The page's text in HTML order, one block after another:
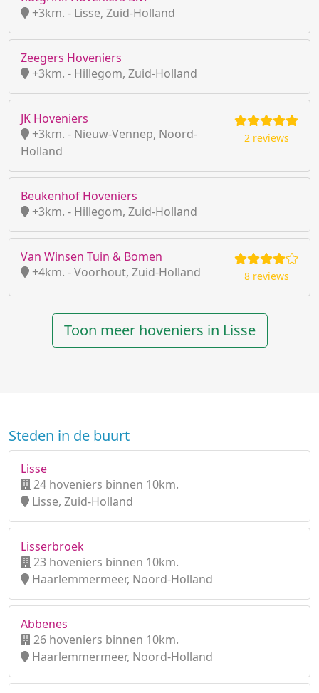
+3km. - Lisse, Zuid-Holland
Zeegers Hoveniers
+3km. - Hillegom, Zuid-Holland
JK Hoveniers
+3km. - Nieuw-Vennep, Noord-
Holland
2 reviews
Beukenhof Hoveniers
+3km. - Hillegom, Zuid-Holland
Van Winsen Tuin & Bomen
+4km. - Voorhout, Zuid-Holland
8 reviews
Toon meer hoveniers in Lisse
Steden in de buurt
Lisse
24 hoveniers binnen 10km.
Lisse, Zuid-Holland
Lisserbroek
23 hoveniers binnen 10km.
Haarlemmermeer, Noord-Holland
Abbenes
26 hoveniers binnen 10km.
Haarlemmermeer, Noord-Holland